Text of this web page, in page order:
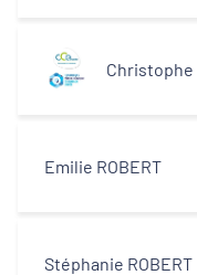
Christophe
Emilie ROBERT
Stéphanie ROBERT